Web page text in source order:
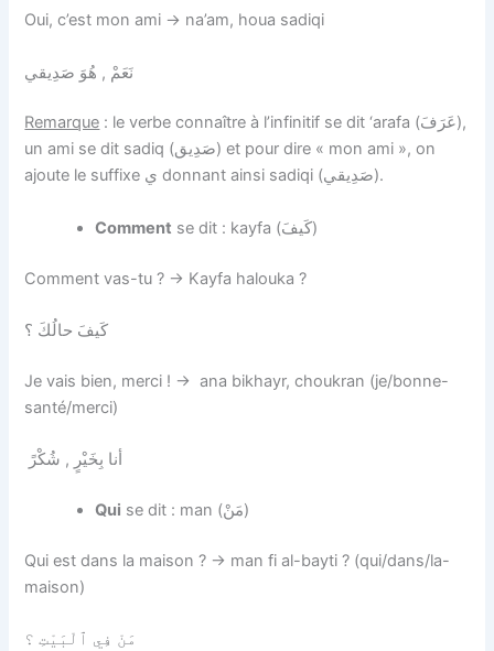
Oui, c’est mon ami → na’am, houa sadiqi
نَعَمْ , هُوَ صَدِيقي
Remarque : le verbe connaître à l’infinitif se dit ‘arafa (عَرَفَ),
un ami se dit sadiq (صَدِيق) et pour dire « mon ami », on
ajoute le suffixe ي donnant ainsi sadiqi (صَدِيقي).
Comment se dit : kayfa (كَيفَ)
Comment vas-tu ? → Kayfa halouka ?
كَيفَ حالُكَ ؟
Je vais bien, merci ! → ana bikhayr, choukran (je/bonne-
santé/merci)
أنا بِخَيْرٍ , شُكْرً
Qui se dit : man (مَنْ)
Qui est dans la maison ? → man fi al-bayti ? (qui/dans/la-
maison)
مَنْ فِي ٱلْبَيْتِ ؟